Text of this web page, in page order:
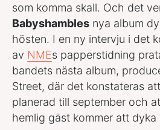
som komma skall. Och det
Babyshambles nya album
hösten. I en ny intervju i det
av NMEs papperstidning
bandets nästa album,
Street, där det konstateras
planerad till september och
hemlig gäst kommer att dyka